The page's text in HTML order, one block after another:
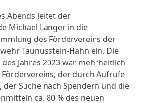
Abends leitet der
Michael Langer in die
des Fördervereins der
Taunusstein-Hahn ein. Die
Jahres 2023 war mehrheitlich
Fördervereins, der durch Aufrufe
Suche nach Spendern und die
ca. 80 % des neuen